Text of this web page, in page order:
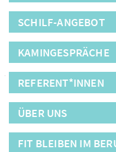
SCHILF-ANGEBOT
KAMINGESPRÄCHE
REFERENT*INNEN
ÜBER UNS
FIT BLEIBEN IM